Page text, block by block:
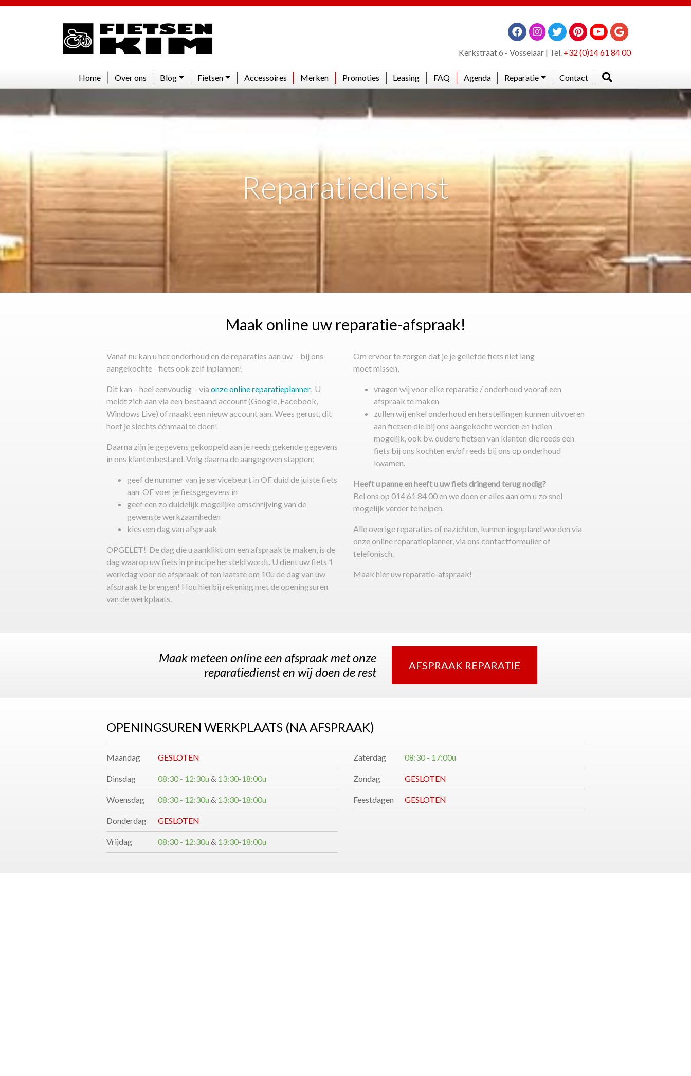
Kerkstraat 6 - Vosselaar | Tel. +32 (0)14 61 84 00
Home​​​​​​​ Over ons Blog Fietsen Accessoires Merken Promoties Leasing FAQ Agenda Reparatie Contact
Reparatiedienst
Maak online uw reparatie-afspraak!
Vanaf nu kan u het onderhoud en de reparaties aan uw - bij ons
aangekochte - fiets ook zelf inplannen!
Dit kan – heel eenvoudig – via onze online reparatieplanner. U
meldt zich aan via een bestaand account (Google, Facebook,
Windows Live) of maakt een nieuw account aan. Wees gerust, dit
hoef je slechts éénmaal te doen!
Daarna zijn je gegevens gekoppeld aan je reeds gekende gegevens
in ons klantenbestand. Volg daarna de aangegeven stappen:
geef de nummer van je servicebeurt in OF duid de juiste fiets
aan OF voer je fietsgegevens in
geef een zo duidelijk mogelijke omschrijving van de
gewenste werkzaamheden
kies een dag van afspraak
OPGELET! De dag die u aanklikt om een afspraak te maken, is de
dag waarop uw fiets in principe hersteld wordt. U dient uw fiets 1
werkdag voor de afspraak of ten laatste om 10u de dag van uw
afspraak te brengen! Hou hierbij rekening met de openingsuren
van de werkplaats.
Om ervoor te zorgen dat je je geliefde fiets niet lang
​​​​​​​moet missen,
vragen wij voor elke reparatie / onderhoud vooraf een
afspraak te maken
​​​​​​​zullen wij enkel onderhoud en herstellingen kunnen uitvoeren
aan fietsen die bij ons aangekocht werden en indien
mogelijk, ook bv. oudere fietsen van klanten die reeds een
fiets bij ons kochten en/of reeds bij ons op onderhoud
kwamen.
Heeft u panne en heeft u uw fiets dringend terug nodig?
​​​​​​​Bel ons op 014 61 84 00 en we doen er alles aan om u zo snel
mogelijk verder te helpen.
Alle overige reparaties of nazichten, kunnen ingepland worden via
onze online reparatieplanner, via ons contactformulier of
telefonisch.
Maak hier uw reparatie-afspraak!
Maak meteen online een afspraak met onze
reparatiedienst en wij doen de rest​​​​​​​
AFSPRAAK REPARATIE
OPENINGSUREN WERKPLAATS (NA AFSPRAAK)​​​​​​​
Maandag GESLOTEN
Dinsdag 08:30 - 12:30u& 13:30-18:00u
Woensdag 08:30 - 12:30u& 13:30-18:00u
Donderdag GESLOTEN
Vrijdag 08:30 - 12:30u& 13:30-18:00u
Zaterdag 08:30 - 17:00u
Zondag GESLOTEN
Feestdagen GESLOTEN